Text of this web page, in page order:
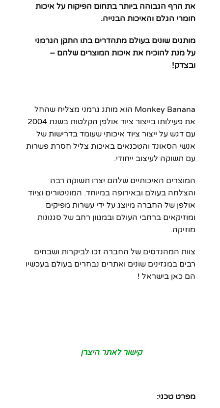
את הרף הגבוהה ביותר בתחום הפיקוח על איכות
חומרי הגלם והאיכות הבנייה.
מותגים שונים בעולם מתהדרים בתו התקן הגרמני
על מנת להוכיח את איכות המוצרים שלהם –
ובצדק!
Monkey Banana הוא מותג גרמני מצליח שהחל
את פעילותו בייצור ציוד אולפן הקלטות בשנת 2004
עם דגש על ייצור ציוד איכותי שעומד בדרישות של
אנשי הסאונד והטכנאים באיכות צליל חסרת פשרות
עם תשוקה לעיצוב ייחודי.
המוצרים האיכותיים שלהם יצרו תשוקה רבה
והצלחה בעולם ובאירופה במיוחד. המוניטורים וציוד
אולפן של החברה מיוצג על ידי עשרות מפיקים
ומוזיקאים ברחבי העולם ובמגוון רחב של סגנונות
מוזיקה.
צוות המהנדסים של החברה זכו לביקרות ושבחים
רבים במגזינים שונים ואתרים נבחרים בעולם בעכשיו
הם כאן בישראל !
קישור לאתר היצרן
מפרט טכני: